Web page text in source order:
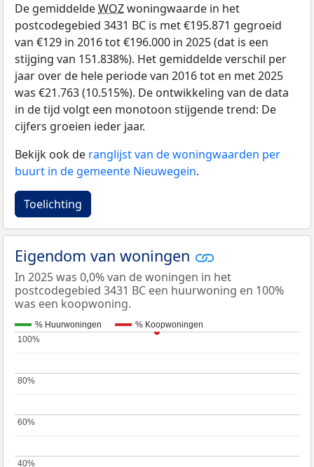
De gemiddeldeWOZwoningwaarde in het
postcodegebied 3431 BC is met €195.871 gegroeid
van €129 in 2016 tot €196.000 in 2025 (dat is een
stijging van 151.838%). Het gemiddelde verschil per
jaar over de hele periode van 2016 tot en met 2025
was €21.763 (10.515%). De ontwikkeling van de data
in de tijd volgt een monotoon stijgende trend: De
cijfers groeien ieder jaar.
Bekijk ook de ranglijst van de woningwaarden per
buurt in de gemeente Nieuwegein.
Toelichting
Eigendom van woningen
In 2025 was 0,0% van de woningen in het
postcodegebied 3431 BC een huurwoning en 100%
was een koopwoning.
% Huurwoningen % Koopwoningen
40%
40%
60%
60%
80%
80%
100%
100%